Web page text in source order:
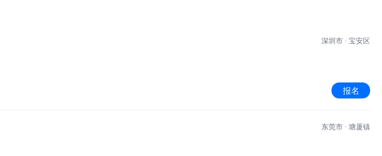
深圳市 · 宝安区
报名
东莞市 · 塘厦镇